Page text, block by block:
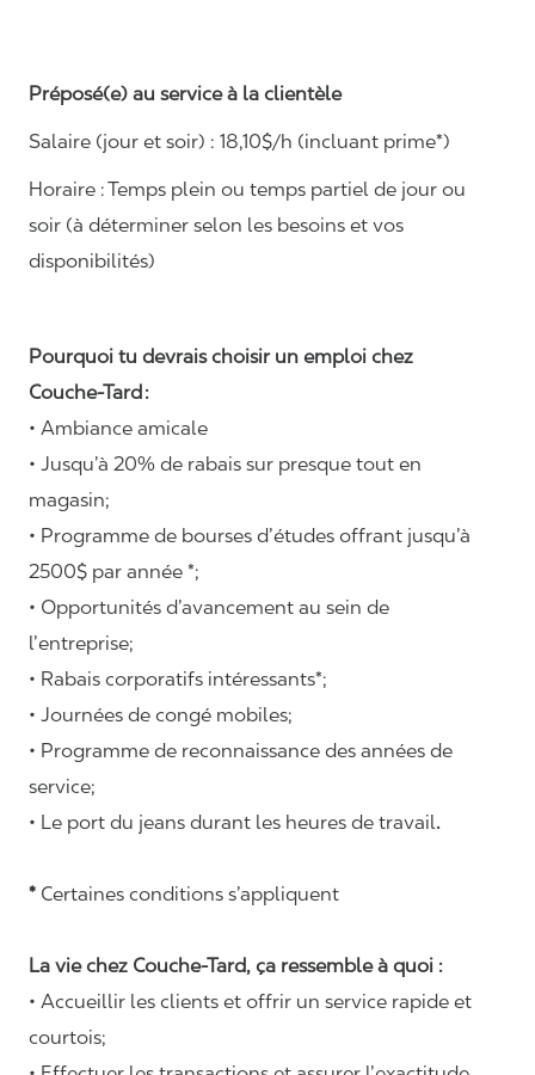
Préposé(e) au service à la clientèle
Salaire (jour et soir) : 18,10$/h (incluant prime*)
Horaire :Temps plein ou temps partiel de jour ou
soir (à déterminer selon les besoins et vos
disponibilités)
Pourquoi tu devrais choisir un emploi chez
Couche-Tard :
• Ambiance amicale
• Jusqu’à 20% de rabais sur presque tout en
magasin;
• Programme de bourses d’études offrant jusqu’à
2500$ par année *;
• Opportunités d’avancement au sein de
l’entreprise;
• Rabais corporatifs intéressants*;
• Journées de congé mobiles;
• Programme de reconnaissance des années de
service;
• Le port du jeans durant les heures de travail.
* Certaines conditions s’appliquent
La vie chez Couche-Tard, ça ressemble à quoi :
• Accueillir les clients et offrir un service rapide et
courtois;